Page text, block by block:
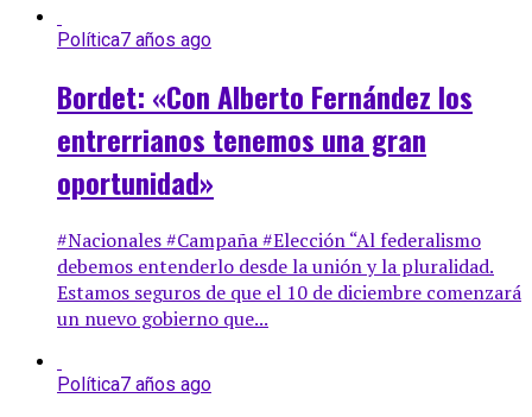
Política7 años ago
Bordet: «Con Alberto Fernández los
entrerrianos tenemos una gran
oportunidad»
#Nacionales #Campaña #Elección “Al federalismo
debemos entenderlo desde la unión y la pluralidad.
Estamos seguros de que el 10 de diciembre comenzará
un nuevo gobierno que...
Política7 años ago